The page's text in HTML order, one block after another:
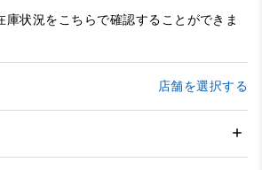
庫状況をこちらで確認することができま
店舗を選択する